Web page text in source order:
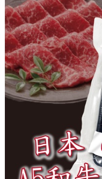
1.分期款項不併入電信帳單，「大
醒簡訊。
2.透過簡訊連結打開帳單後，可選
帳／街口支付／iPASS MONEY」
【注意事項】
1.本服務係由「台灣大哥大股份有
用戶於交易時，得透過本服務購買
買賣價金債權讓與本公司後，依約
2.基於同意付款使用「大哥付你分
資料（包含姓名、電話或地址）
由本公司與您本人進行分期帳單所
3.完整用戶服務條款，請詳閱以下
【「AFTEE先享後付」結帳流程】
１．於結帳方式選擇「AFTEE先享
結帳頁面，進行簡訊認證並確認金
２．訂單成立數日內，您將收到繳
３．收到繳費通知簡訊後14天內
ATM／網路銀行／等多元方式進行
※ 請注意：結帳手續完成當下不需
購買商品的店家。未經商家同意取
後付繳納相關費用。
※ 交易是否成功請以「AFTEE先
是否繳費成功／繳費後需取消欲退
客戶支援中心」https://
１．透過由恩沛科技股份有限公
易，需依本服務之必要範圍內提
權轉讓予恩沛科技股份有限公司。
２．關於個人資料處理事宜，請瀏
https://aftee.tw/terms/#terms3
３．未成年的使用者請事先徵得
全家冷凍超取(購買金額最高到
不適用此配送)
每筆NT$150，滿NT$2,500(含
7-11冷凍超取(預計3-5天)(購買
宅配)
每筆NT$200，滿NT$2,500(含
冷凍宅配(配送時間18:00前)(如
每筆NT$250，滿NT$3,000(含
離島冷凍宅配(配送時間18:00
每筆NT$400，滿NT$6,000(
冷凍貨到付款（配送時間18:00